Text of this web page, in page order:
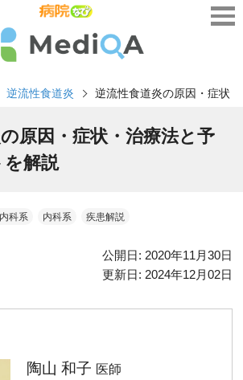
逆流性食道炎 逆流性食道炎の原因・症状
原因・症状・治療法と予
を解説
科系 内科系 疾患解説
公開日: 2020年11月30日
更新日: 2024年12月02日
陶山 和子 医師